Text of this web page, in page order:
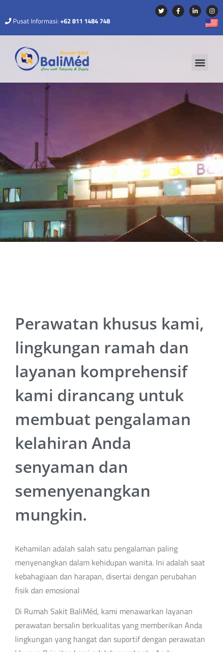
Pusat Informasi: +62 811 1484 748
Perawatan khusus kami,
lingkungan ramah dan
layanan komprehensif
kami dirancang untuk
membuat pengalaman
kelahiran Anda
senyaman dan
semenyenangkan
mungkin.
Kehamilan adalah salah satu pengalaman paling
menyenangkan dalam kehidupan wanita. Ini adalah saat
kebahagiaan dan harapan, disertai dengan perubahan
fisik dan emosional
Di Rumah Sakit BaliMéd, kami menawarkan layanan
perawatan bersalin berkualitas yang memberikan Anda
lingkungan yang hangat dan suportif dengan perawatan